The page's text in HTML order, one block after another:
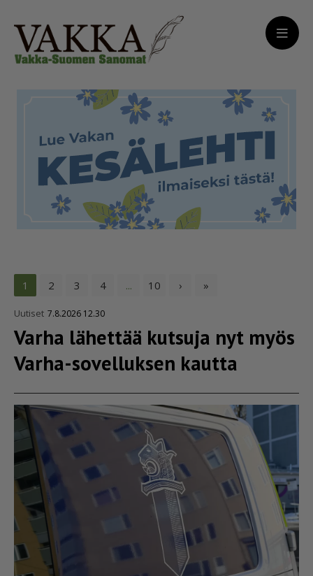
1 2 3 4 ... 10 › »
Uutiset 7.8.2026 12.30
Varha lähettää kutsuja nyt myös
Varha-sovelluksen kautta